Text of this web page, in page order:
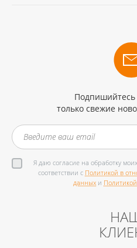
Подпишийтесь
только свежие
Я даю согласие на обработку
соответствии с Политикой в
данных и